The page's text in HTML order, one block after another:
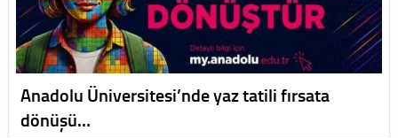
Anadolu Üniversitesi’nde yaz tatili fırsata
dönüşü…